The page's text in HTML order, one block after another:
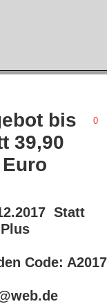
bis
39,90
0
Statt
Code: A2017